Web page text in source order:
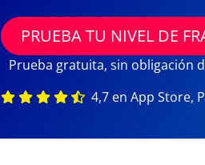
PRUEBA TU NIVEL DE
Prueba gratuita, sin obligación
4,7 en App Store,